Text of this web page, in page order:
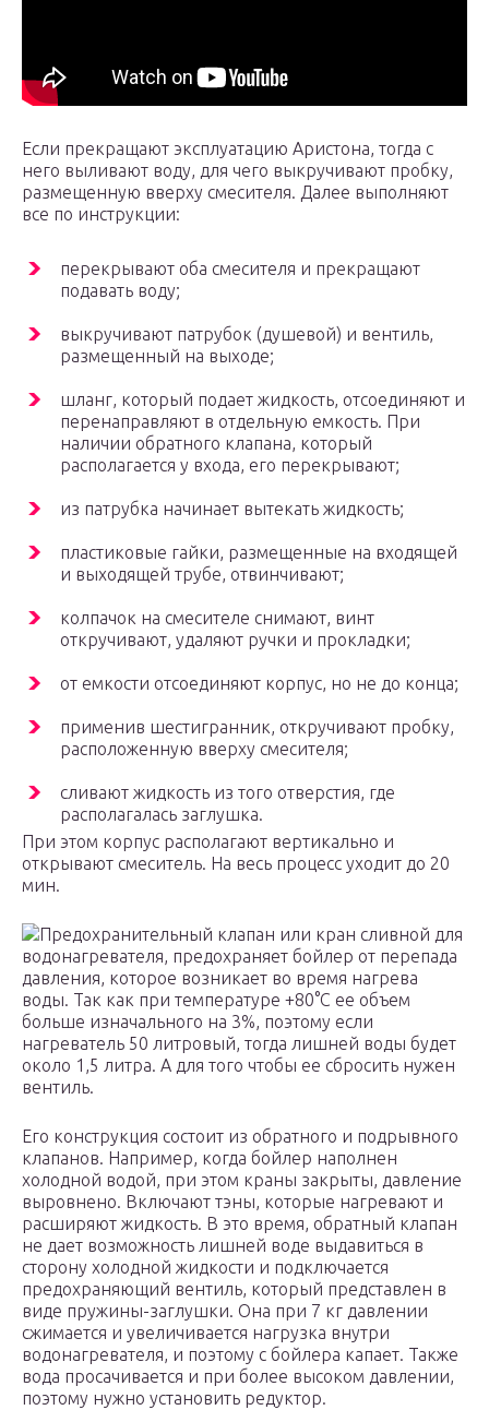
Если прекращают эксплуатацию Аристона, тогда с
него выливают воду, для чего выкручивают пробку,
размещенную вверху смесителя. Далее выполняют
все по инструкции:
перекрывают оба смесителя и прекращают
подавать воду;
выкручивают патрубок (душевой) и вентиль,
размещенный на выходе;
шланг, который подает жидкость, отсоединяют и
перенаправляют в отдельную емкость. При
наличии обратного клапана, который
располагается у входа, его перекрывают;
из патрубка начинает вытекать жидкость;
пластиковые гайки, размещенные на входящей
и выходящей трубе, отвинчивают;
колпачок на смесителе снимают, винт
откручивают, удаляют ручки и прокладки;
от емкости отсоединяют корпус, но не до конца;
применив шестигранник, откручивают пробку,
расположенную вверху смесителя;
сливают жидкость из того отверстия, где
располагалась заглушка.
При этом корпус располагают вертикально и
открывают смеситель. На весь процесс уходит до 20
мин.
Предохранительный клапан или кран сливной для
водонагревателя, предохраняет бойлер от перепада
давления, которое возникает во время нагрева
воды. Так как при температуре +80°С ее объем
больше изначального на 3%, поэтому если
нагреватель 50 литровый, тогда лишней воды будет
около 1,5 литра. А для того чтобы ее сбросить нужен
вентиль.
Его конструкция состоит из обратного и подрывного
клапанов. Например, когда бойлер наполнен
холодной водой, при этом краны закрыты, давление
выровнено. Включают тэны, которые нагревают и
расширяют жидкость. В это время, обратный клапан
не дает возможность лишней воде выдавиться в
сторону холодной жидкости и подключается
предохраняющий вентиль, который представлен в
виде пружины-заглушки. Она при 7 кг давлении
сжимается и увеличивается нагрузка внутри
водонагревателя, и поэтому с бойлера капает. Также
вода просачивается и при более высоком давлении,
поэтому нужно установить редуктор.